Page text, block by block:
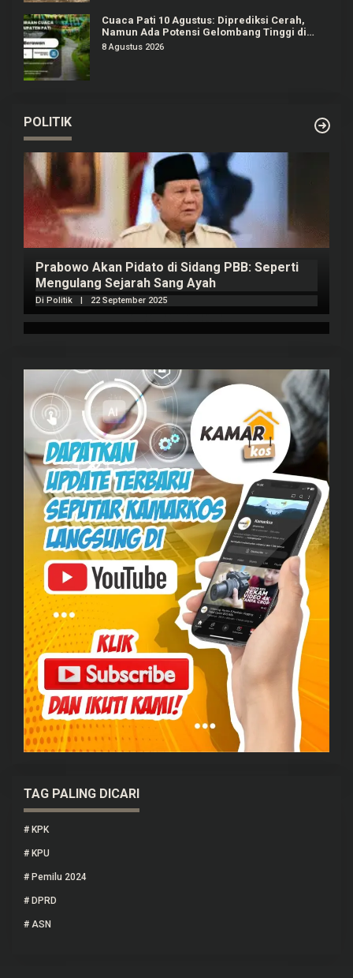
Cuaca Pati 10 Agustus: Diprediksi Cerah,
Namun Ada Potensi Gelombang Tinggi di
Perairan Jateng
8 Agustus 2026
POLITIK
Prabowo Akan Pidato di Sidang PBB: Seperti
Mengulang Sejarah Sang Ayah
Di Politik 22 September 2025
TAG PALING DICARI
# KPK
# KPU
# Pemilu 2024
# DPRD
# ASN